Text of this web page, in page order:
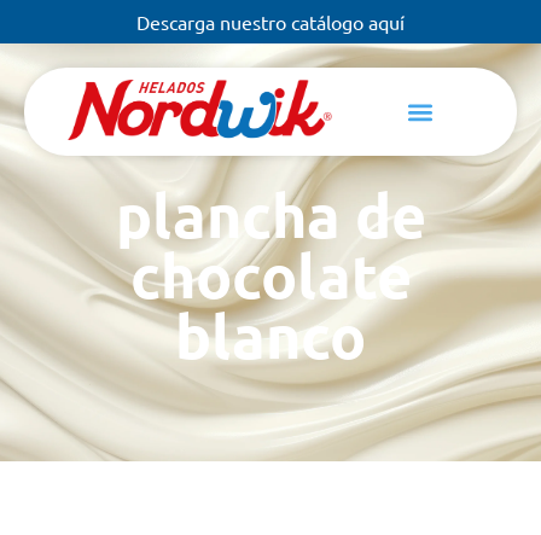
Descarga nuestro catálogo aquí
plancha de
chocolate
blanco